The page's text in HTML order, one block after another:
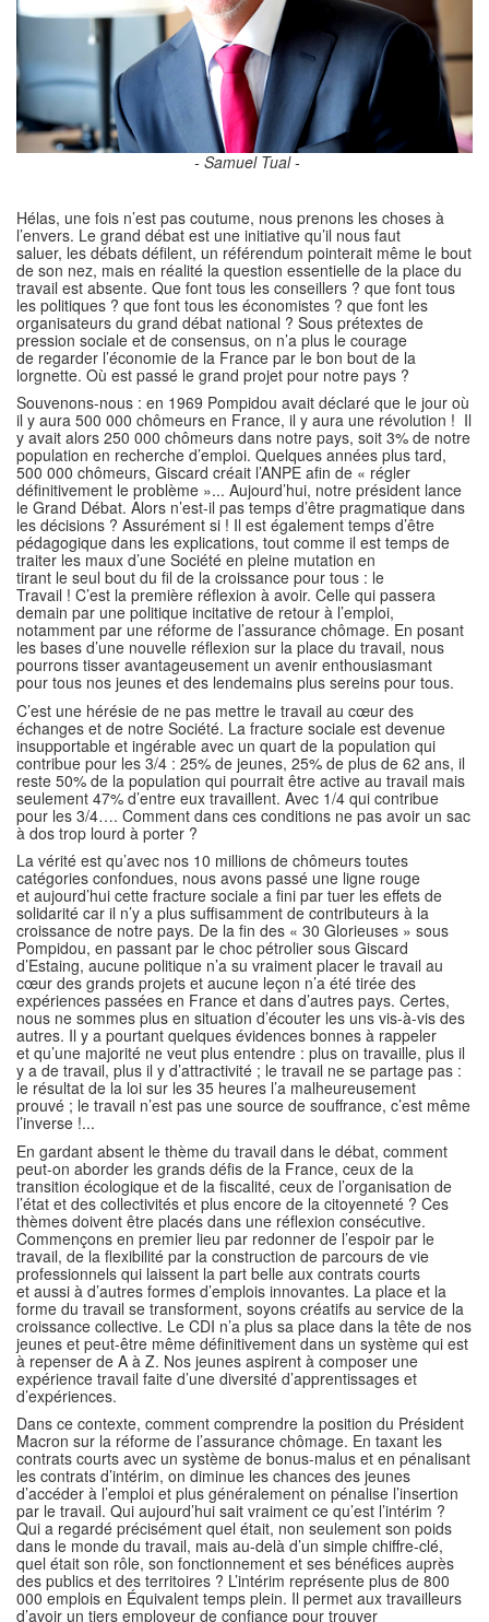
- Samuel Tual -
Hélas, une fois n’est pas coutume, nous prenons les choses à
l’envers. Le grand débat est une initiative qu’il nous faut
saluer, les débats défilent, un référendum pointerait même le bout
de son nez, mais en réalité la question essentielle de la place du
travail est absente. Que font tous les conseillers ? que font tous
les politiques ? que font tous les économistes ? que font les
organisateurs du grand débat national ? Sous prétextes de
pression sociale et de consensus, on n’a plus le courage
de regarder l’économie de la France par le bon bout de la
lorgnette. Où est passé le grand projet pour notre pays ?
Souvenons-nous : en 1969 Pompidou avait déclaré que le jour où
il y aura 500 000 chômeurs en France, il y aura une révolution ! Il
y avait alors 250 000 chômeurs dans notre pays, soit 3% de notre
population en recherche d’emploi. Quelques années plus tard,
500 000 chômeurs, Giscard créait l’ANPE afin de « régler
définitivement le problème »... Aujourd’hui, notre président lance
le Grand Débat. Alors n’est-il pas temps d’être pragmatique dans
les décisions ? Assurément si ! Il est également temps d’être
pédagogique dans les explications, tout comme il est temps de
traiter les maux d’une Société en pleine mutation en
tirant le seul bout du fil de la croissance pour tous : le
Travail ! C’est la première réflexion à avoir. Celle qui passera
demain par une politique incitative de retour à l’emploi,
notamment par une réforme de l’assurance chômage. En posant
les bases d’une nouvelle réflexion sur la place du travail, nous
pourrons tisser avantageusement un avenir enthousiasmant
pour tous nos jeunes et des lendemains plus sereins pour tous.
C’est une hérésie de ne pas mettre le travail au cœur des
échanges et de notre Société. La fracture sociale est devenue
insupportable et ingérable avec un quart de la population qui
contribue pour les 3/4 : 25% de jeunes, 25% de plus de 62 ans, il
reste 50% de la population qui pourrait être active au travail mais
seulement 47% d’entre eux travaillent. Avec 1/4 qui contribue
pour les 3/4…. Comment dans ces conditions ne pas avoir un sac
à dos trop lourd à porter ?
La vérité est qu’avec nos 10 millions de chômeurs toutes
catégories confondues, nous avons passé une ligne rouge
et aujourd’hui cette fracture sociale a fini par tuer les effets de
solidarité car il n’y a plus suffisamment de contributeurs à la
croissance de notre pays. De la fin des « 30 Glorieuses » sous
Pompidou, en passant par le choc pétrolier sous Giscard
d’Estaing, aucune politique n’a su vraiment placer le travail au
cœur des grands projets et aucune leçon n’a été tirée des
expériences passées en France et dans d’autres pays. Certes,
nous ne sommes plus en situation d’écouter les uns vis-à-vis des
autres. Il y a pourtant quelques évidences bonnes à rappeler
et qu’une majorité ne veut plus entendre : plus on travaille, plus il
y a de travail, plus il y d’attractivité ; le travail ne se partage pas :
le résultat de la loi sur les 35 heures l’a malheureusement
prouvé ; le travail n’est pas une source de souffrance, c’est même
l’inverse !...
En gardant absent le thème du travail dans le débat, comment
peut-on aborder les grands défis de la France, ceux de la
transition écologique et de la fiscalité, ceux de l’organisation de
l’état et des collectivités et plus encore de la citoyenneté ? Ces
thèmes doivent être placés dans une réflexion consécutive.
Commençons en premier lieu par redonner de l’espoir par le
travail, de la flexibilité par la construction de parcours de vie
professionnels qui laissent la part belle aux contrats courts
et aussi à d’autres formes d’emplois innovantes. La place et la
forme du travail se transforment, soyons créatifs au service de la
croissance collective. Le CDI n’a plus sa place dans la tête de nos
jeunes et peut-être même définitivement dans un système qui est
à repenser de A à Z. Nos jeunes aspirent à composer une
expérience travail faite d’une diversité d’apprentissages et
d’expériences.
Dans ce contexte, comment comprendre la position du Président
Macron sur la réforme de l’assurance chômage. En taxant les
contrats courts avec un système de bonus-malus et en pénalisant
les contrats d’intérim, on diminue les chances des jeunes
d’accéder à l’emploi et plus généralement on pénalise l’insertion
par le travail. Qui aujourd’hui sait vraiment ce qu’est l’intérim ?
Qui a regardé précisément quel était, non seulement son poids
dans le monde du travail, mais au-delà d’un simple chiffre-clé,
quel était son rôle, son fonctionnement et ses bénéfices auprès
des publics et des territoires ? L’intérim représente plus de 800
000 emplois en Équivalent temps plein. Il permet aux travailleurs
d’avoir un tiers employeur de confiance pour trouver